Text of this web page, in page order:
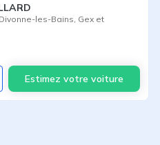
Divonne-les-Bains Gex et
Estimez votre voiture